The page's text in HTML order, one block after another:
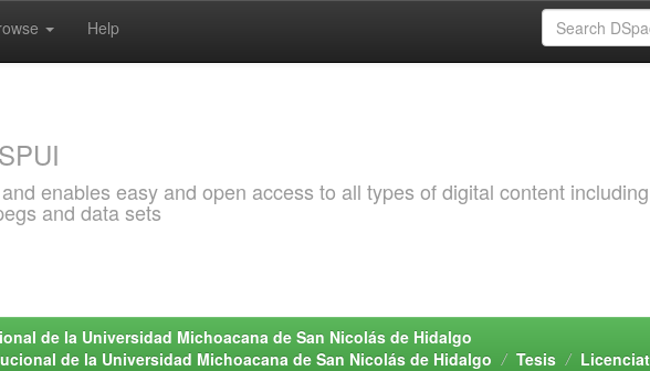
Help
enables easy and open access to all types of digital content
and data sets
de la Universidad Michoacana de San Nicolás de Hidalgo
de la Universidad Michoacana de San Nicolás de Hidalgo
Tesis